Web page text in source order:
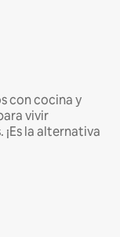
con cocina y
vivir
la alternativa